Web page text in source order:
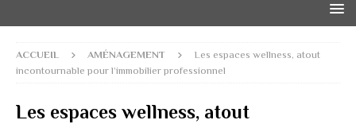
ACCUEIL AMÉNAGEMENT
Les espaces wellness, atout
incontournable pour l’immobilier professionnel
Les espaces wellness, atout